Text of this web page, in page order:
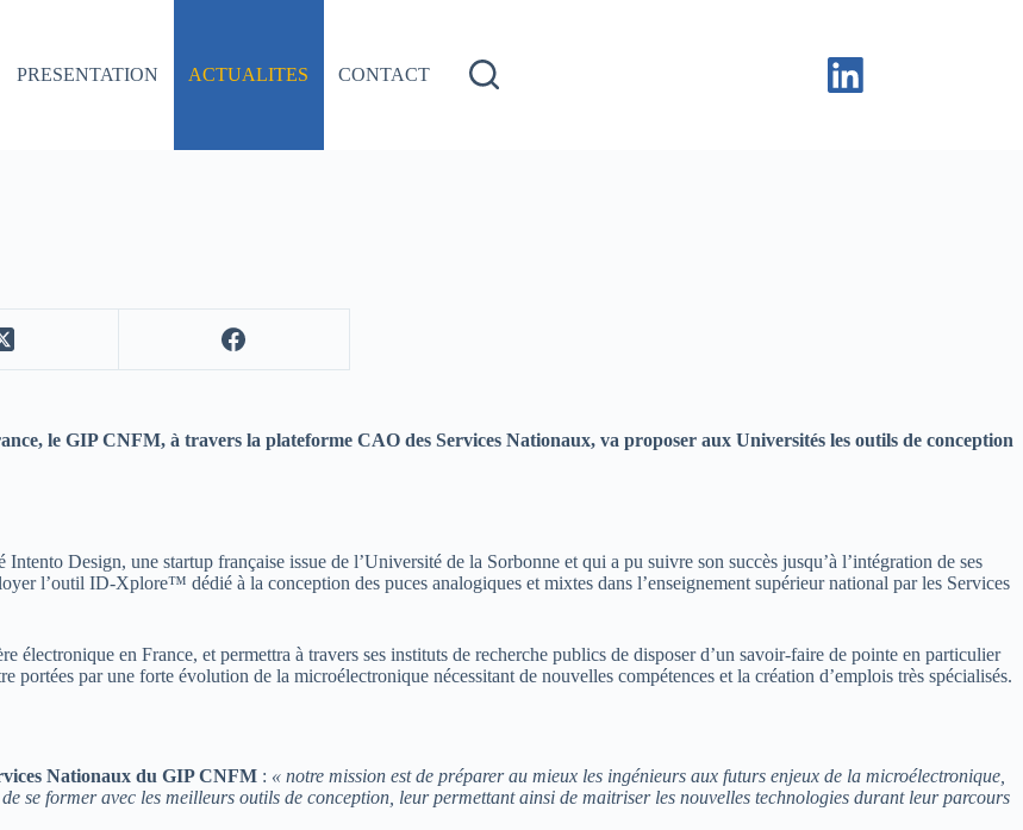
PRESENTATION ACTUALITES CONTACT
le GIP CNFM, à travers la plateforme CAO des Services Nationaux, va proposer aux Universités les outils de conception
Design, une startup française issue de l’Université de la Sorbonne et qui a pu suivre son succès jusqu’à l’intégration de ses
l’outil ID-Xplore™ dédié à la conception des puces analogiques et mixtes dans l’enseignement supérieur national par les Services
électronique en France, et permettra à travers ses instituts de recherche publics de disposer d’un savoir-faire de pointe en particulier
portées par une forte évolution de la microélectronique nécessitant de nouvelles compétences et la création d’emplois très spécialisés.
Nationaux du GIP CNFM : « notre mission est de préparer au mieux les ingénieurs aux futurs enjeux de la microélectronique,
se former avec les meilleurs outils de conception, leur permettant ainsi de maitriser les nouvelles technologies durant leur parcours